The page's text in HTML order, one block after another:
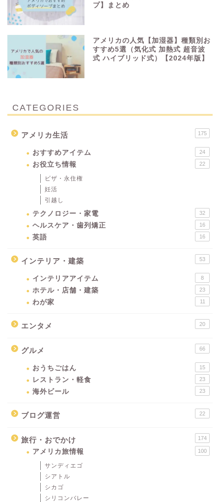
プ】まとめ
アメリカの人気【加湿器】種類別お
すすめ5選（気化式 加熱式 超音波
式 ハイブリッド式）【2024年版】
CATEGORIES
アメリカ生活 175
おすすめアイテム 24
お役立ち情報 22
ビザ・永住権
妊活
引越し
テクノロジー・家電 32
ヘルスケア・歯列矯正 16
英語 16
インテリア・建築 53
インテリアアイテム 8
ホテル・店舗・建築 23
わが家 11
エンタメ 20
グルメ 66
おうちごはん 15
レストラン・軽食 23
海外ビール 23
ブログ運営 22
旅行・おでかけ 174
アメリカ旅情報 100
サンディエゴ
シアトル
シカゴ
シリコンバレー